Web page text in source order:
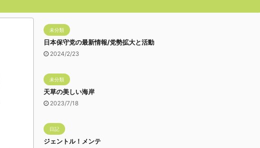
未分類
日本保守党の最新情報/党勢拡大と活動
2024/2/23
未分類
天草の美しい海岸
2023/7/18
日記
ジェントル！メンテ